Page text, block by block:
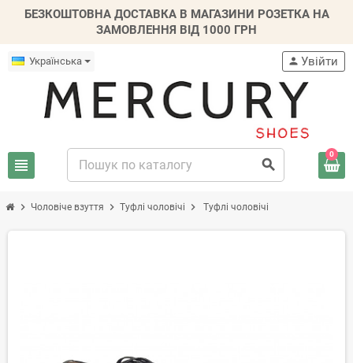
БЕЗКОШТОВНА ДОСТАВКА В МАГАЗИНИ РОЗЕТКА НА
ЗАМОВЛЕННЯ ВІД 1000 ГРН
Українська
view_headline search
person Увійти
0
chevron_right Чоловіче взуття chevron_right Туфлі чоловічі chevron_right Туфлі чоловічі